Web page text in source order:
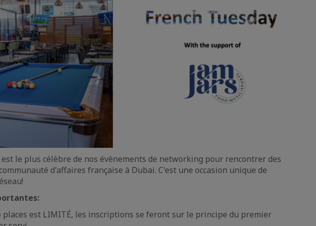
est le plus célèbre de nos évènements de networking pour rencontrer des
d'affaires française à Dubai. C'est une occasion unique de
places est LIMITÉ, les inscriptions se feront sur le principe du premier